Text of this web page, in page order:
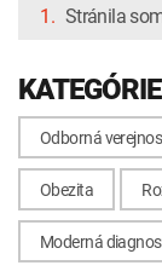
1. Stránila
KATEGÓRIE
Odborná
Obezita
Moderná